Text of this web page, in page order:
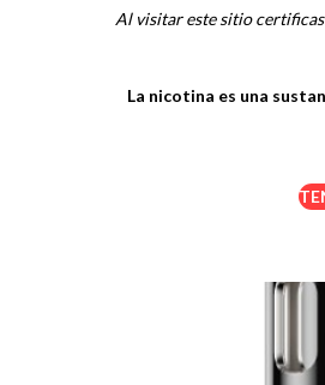
Al visitar este sitio certificas
La nicotina es una
Drifter Desechables